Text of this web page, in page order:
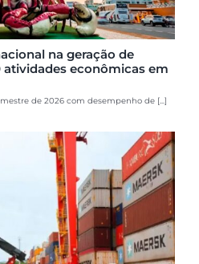
na geração de
atividades econômicas em
de 2026 com desempenho de [...]